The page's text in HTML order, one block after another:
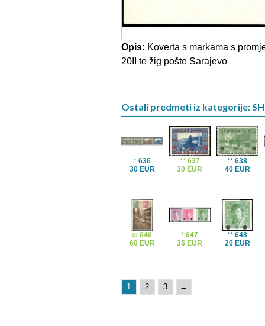
Opis: Koverta s markama s
20II te žig pošte Sarajevo
Ostali predmeti iz kategorije:
* 636
30 EUR
** 637
30 EUR
**638
40 EUR
✉646
60 EUR
*647
35 EUR
**648
20 EUR
1 2 3 →